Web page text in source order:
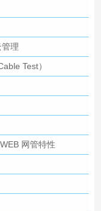
理
Test）
网管特性